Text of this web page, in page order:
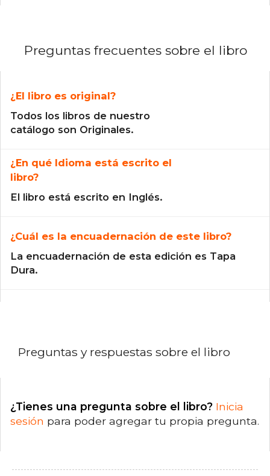
Preguntas frecuentes sobre el libro
¿El libro es original?
Todos los libros de nuestro
catálogo son Originales.
¿En qué Idioma está escrito el
libro?
El libro está escrito en Inglés.
¿Cuál es la encuadernación de este libro?
La encuadernación de esta edición es Tapa
Dura.
Preguntas y respuestas sobre el libro
¿Tienes una pregunta sobre el libro? Inicia
sesión para poder agregar tu propia pregunta.